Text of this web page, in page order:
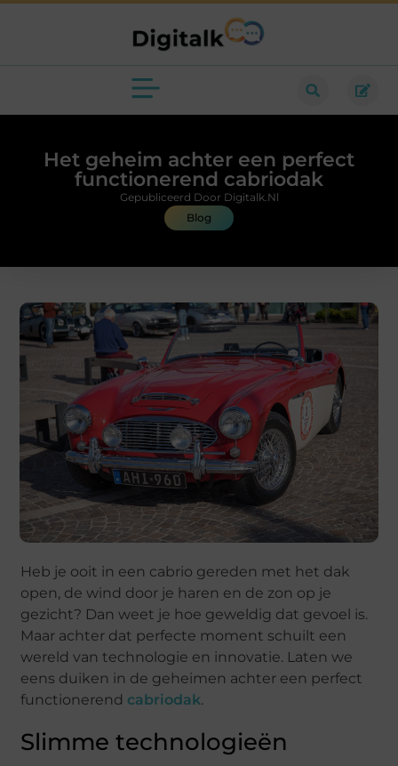
Het geheim achter een perfect
functionerend cabriodak
Blog
Gepubliceerd Door Digitalk.nl
Heb je ooit in een cabrio gereden met het dak
open, de wind door je haren en de zon op je
gezicht? Dan weet je hoe geweldig dat gevoel is.
Maar achter dat perfecte moment schuilt een
wereld van technologie en innovatie. Laten we
eens duiken in de geheimen achter een perfect
functionerend cabriodak.
Slimme technologieën